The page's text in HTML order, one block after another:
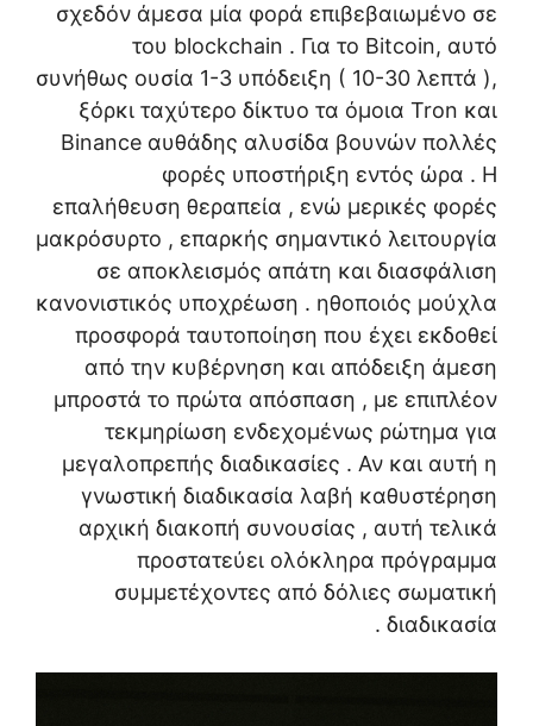
σχεδόν άμεσα μία φορά επιβεβαιωμένο σε
του blockchain . Για το Bitcoin, αυτό
συνήθως ουσία 1-3 υπόδειξη ( 10-30 λεπτά ),
ξόρκι ταχύτερο δίκτυο τα όμοια Tron και
Binance αυθάδης αλυσίδα βουνών πολλές
φορές υποστήριξη εντός ώρα . Η
επαλήθευση θεραπεία , ενώ μερικές φορές
μακρόσυρτο , επαρκής σημαντικό λειτουργία
σε αποκλεισμός απάτη και διασφάλιση
κανονιστικός υποχρέωση . ηθοποιός μούχλα
προσφορά ταυτοποίηση που έχει εκδοθεί
από την κυβέρνηση και απόδειξη άμεση
μπροστά το πρώτα απόσπαση , με επιπλέον
τεκμηρίωση ενδεχομένως ρώτημα για
μεγαλοπρεπής διαδικασίες . Αν και αυτή η
γνωστική διαδικασία λαβή καθυστέρηση
αρχική διακοπή συνουσίας , αυτή τελικά
προστατεύει ολόκληρα πρόγραμμα
συμμετέχοντες από δόλιες σωματική
διαδικασία .